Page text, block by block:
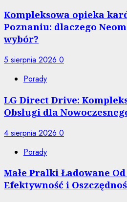
Kompleksowa opieka
Poznaniu: dlaczego
wybór?
5 sierpnia 2026 0
Porady
LG Direct Drive:
Obsługi dla
4 sierpnia 2026 0
Porady
Małe Pralki Ładowane
Efektywność i